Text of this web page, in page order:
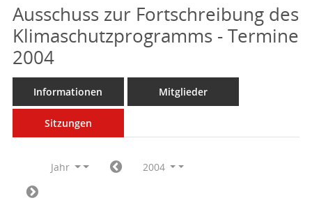
Ausschuss zur Fortschreibung des
Klimaschutzprogramms - Termine
2004
Informationen Mitglieder
Sitzungen
Jahr 2004